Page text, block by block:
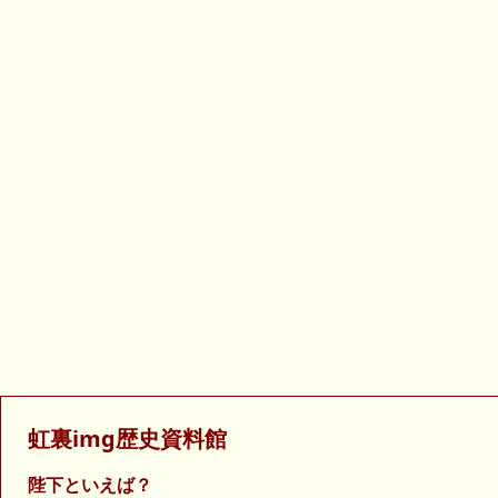
虹裏img歴史資料館
陛下といえば？